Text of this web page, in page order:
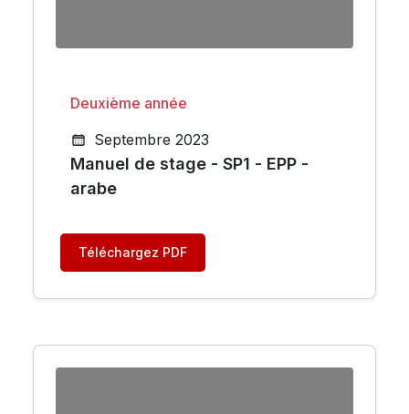
Deuxième année
Septembre 2023
Manuel de stage - SP1 - EPP -
arabe
Téléchargez PDF